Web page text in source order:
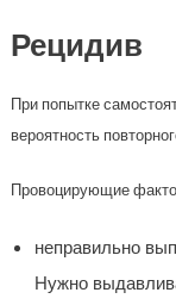
Рецидив
При попытке
вероятность
Провоцирующие
неправильно
Нужно